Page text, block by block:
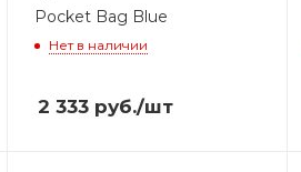
Pocket Bag Blue
Нет в наличии
2 333 руб./шт